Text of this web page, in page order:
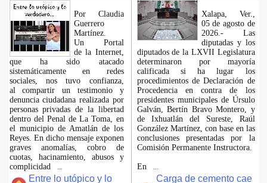
Por Claudia
Guerrero
Martínez.
​Un Portal
de la Internet,
que ha sido atacado
sistemáticamente en redes
sociales, nos tuvo confianza,
al compartir un testimonio y
denuncia ciudadana realizada por
personas privadas de la libertad
dentro del Penal de La Toma, en
el municipio de Amatlán de los
Reyes. En dicho mensaje exponen
graves anomalías, cobro de
cuotas, hacinamiento, abusos y
complicidad
Entre lo utópico y lo
Xalapa, Ver.,
05 de agosto de
2026.- Las
diputadas y los
diputados de la LXVII Legislatura
determinaron por mayoría
calificada si ha lugar los
procedimientos de Declaración de
Procedencia en contra de los
presidentes municipales de Úrsulo
Galván, Bertín Bravo Montero, y
de Ixhuatlán del Sureste, Raúl
González Martínez, con base en las
conclusiones presentadas por la
Comisión Permanente Instructora.
En
Carga de cemento cae